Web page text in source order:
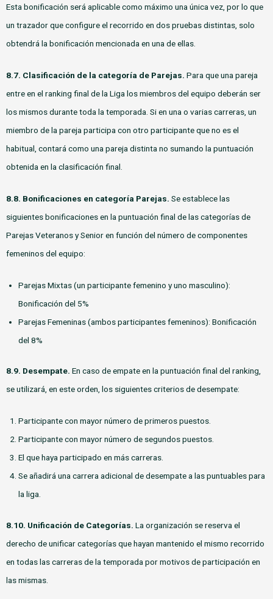
Esta bonificación será aplicable como máximo una única vez, por lo que
un trazador que configure el recorrido en dos pruebas distintas, solo
obtendrá la bonificación mencionada en una de ellas.
8.7. Clasificación de la categoría de Parejas. Para que una pareja
entre en el ranking final de la Liga los miembros del equipo deberán ser
los mismos durante toda la temporada. Si en una o varias carreras, un
miembro de la pareja participa con otro participante que no es el
habitual, contará como una pareja distinta no sumando la puntuación
obtenida en la clasificación final.
8.8. Bonificaciones en categoría Parejas. Se establece las
siguientes bonificaciones en la puntuación final de las categorías de
Parejas Veteranos y Senior en función del número de componentes
femeninos del equipo:
Parejas Mixtas (un participante femenino y uno masculino):
Bonificación del 5%
Parejas Femeninas (ambos participantes femeninos): Bonificación
del 8%
8.9. Desempate. En caso de empate en la puntuación final del ranking,
se utilizará, en este orden, los siguientes criterios de desempate:
Participante con mayor número de primeros puestos.
Participante con mayor número de segundos puestos.
El que haya participado en más carreras.
Se añadirá una carrera adicional de desempate a las puntuables para
la liga.
8.10. Unificación de Categorías. La organización se reserva el
derecho de unificar categorías que hayan mantenido el mismo recorrido
en todas las carreras de la temporada por motivos de participación en
las mismas.